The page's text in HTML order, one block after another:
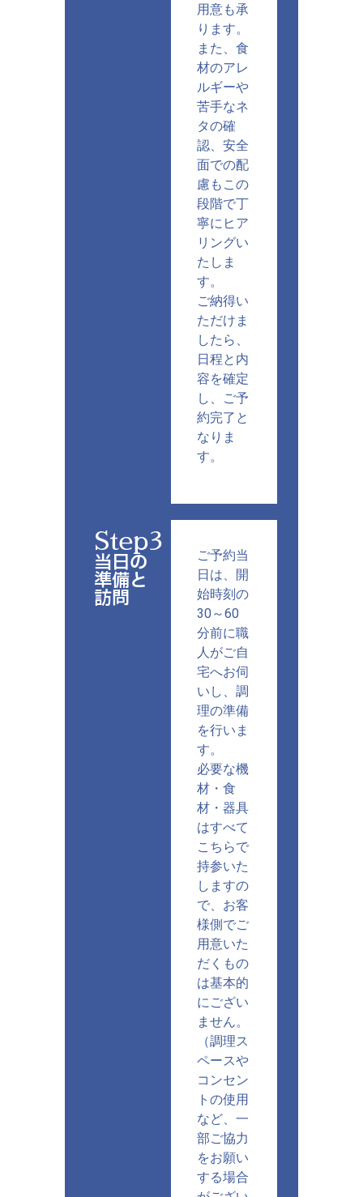
用意も承
ります。
また、食
材のアレ
ルギーや
苦手なネ
タの確
認、安全
面での配
慮もこの
段階で丁
寧にヒア
リングい
たしま
す。
ご納得い
ただけま
したら、
日程と内
容を確定
し、ご予
約完了と
なりま
す。
Step3
当日の
準備と
訪問
ご予約当
日は、開
始時刻の
30～60
分前に職
人がご自
宅へお伺
いし、調
理の準備
を行いま
す。
必要な機
材・食
材・器具
はすべて
こちらで
持参いた
しますの
で、お客
様側でご
用意いた
だくもの
は基本的
にござい
ません。
（調理ス
ペースや
コンセン
トの使用
など、一
部ご協力
をお願い
する場合